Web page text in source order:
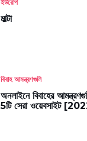
ইউরোপ
মাল্টা
বিবাহ আমন্ত্রণগুলি
অনলাইনে বিবাহের
5টি সেরা ওয়েবসাইট